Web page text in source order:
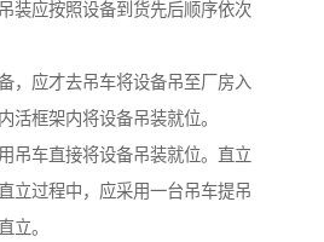
装应按照设备到货先后顺序依次
，应才去吊车将设备吊至厂房入
活框架内将设备吊装就位。
吊车直接将设备吊装就位。直立
立过程中，应采用一台吊车提吊
立。